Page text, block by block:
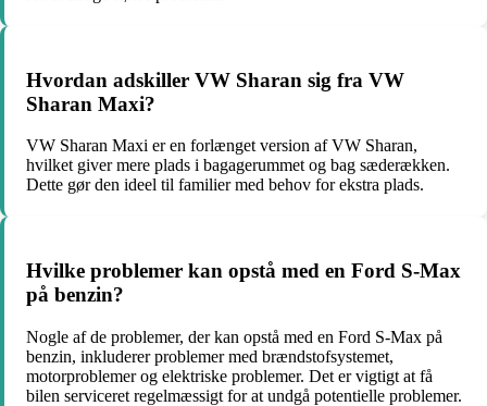
Hvordan adskiller VW Sharan sig fra VW
Sharan Maxi?
VW Sharan Maxi er en forlænget version af VW Sharan,
hvilket giver mere plads i bagagerummet og bag sæderækken.
Dette gør den ideel til familier med behov for ekstra plads.
Hvilke problemer kan opstå med en Ford S-Max
på benzin?
Nogle af de problemer, der kan opstå med en Ford S-Max på
benzin, inkluderer problemer med brændstofsystemet,
motorproblemer og elektriske problemer. Det er vigtigt at få
bilen serviceret regelmæssigt for at undgå potentielle problemer.